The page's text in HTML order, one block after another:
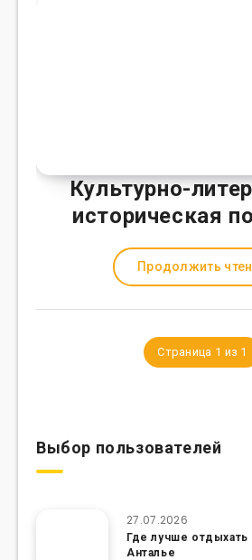
Культурно-
историческая
Продолжить
Страница 1 из 1
Выбор пользователей
27.07.2026
Где лучше
Анталье